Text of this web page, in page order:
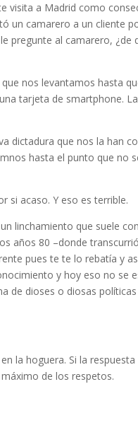
visita a Madrid como
un camarero a un cliente
pregunte al camarero, ¿de
nos levantamos hasta
tarjeta de smartphone.
dictadura que nos la han
hasta el punto que no
si acaso. Y eso es terrible.
linchamiento que suele
años 80 –donde
pues te te lo rebatía y
y hoy eso no se
de dioses o diosas
la hoguera. Si la respuesta
de los respetos.